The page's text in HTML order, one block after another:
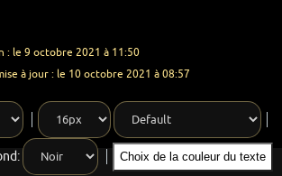
: le 9 octobre 2021 à 11:50
à jour : le 10 octobre 2021 à 08:57
Choix de la couleur du texte